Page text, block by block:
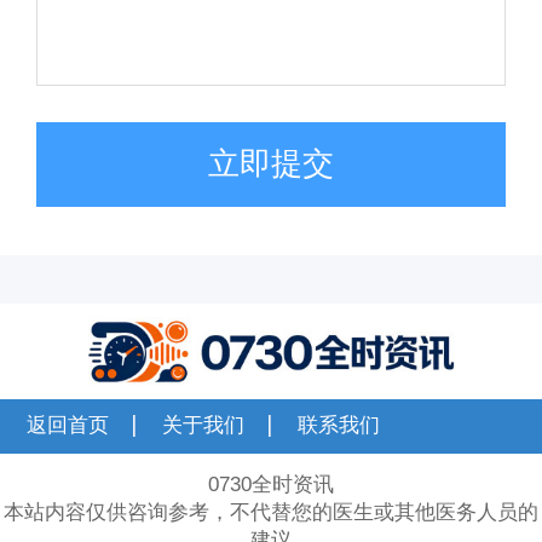
立即提交
返回首页 关于我们 联系我们
0730全时资讯
本站内容仅供咨询参考，不代替您的医生或其他医务人员的